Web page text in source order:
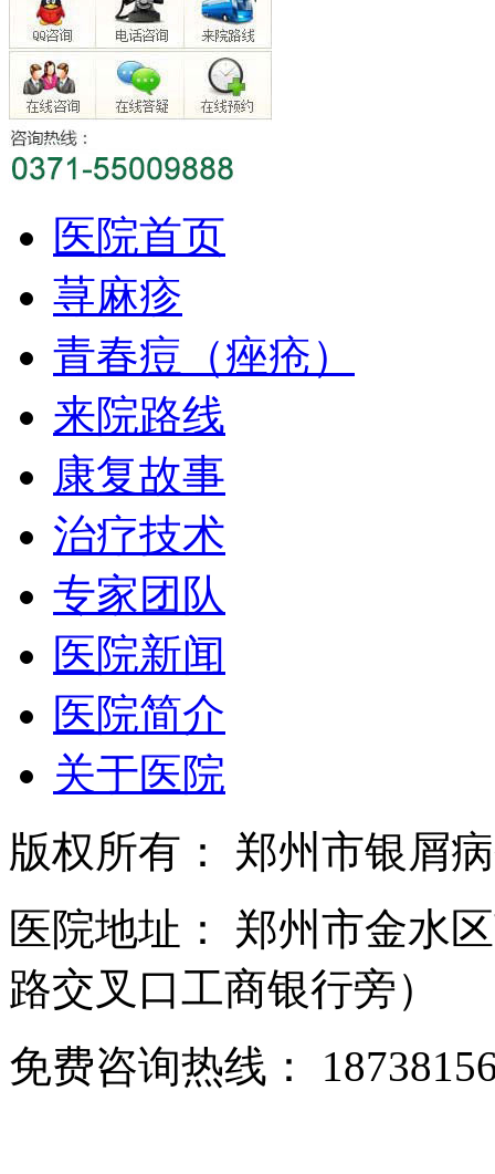
医院首页
荨麻疹
青春痘（痤疮）
来院路线
康复故事
治疗技术
专家团队
医院新闻
医院简介
关于医院
版权所有： 郑州市银屑
医院地址： 郑州市金水
路交叉口工商银行旁）
免费咨询热线：